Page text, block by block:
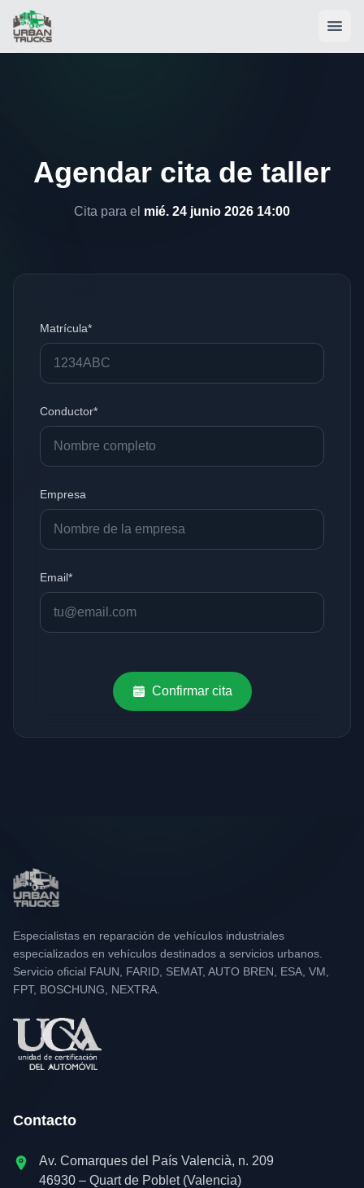
Agendar cita de taller
Cita para el mié. 24 junio 2026 14:00
Matrícula*
Conductor*
Empresa
Email*
Confirmar cita
Especialistas en reparación de vehículos industriales
especializados en vehículos destinados a servicios urbanos.
Servicio oficial FAUN, FARID, SEMAT, AUTO BREN, ESA, VM,
FPT, BOSCHUNG, NEXTRA.
Contacto
Av. Comarques del País Valencià, n. 209
46930 – Quart de Poblet (Valencia)